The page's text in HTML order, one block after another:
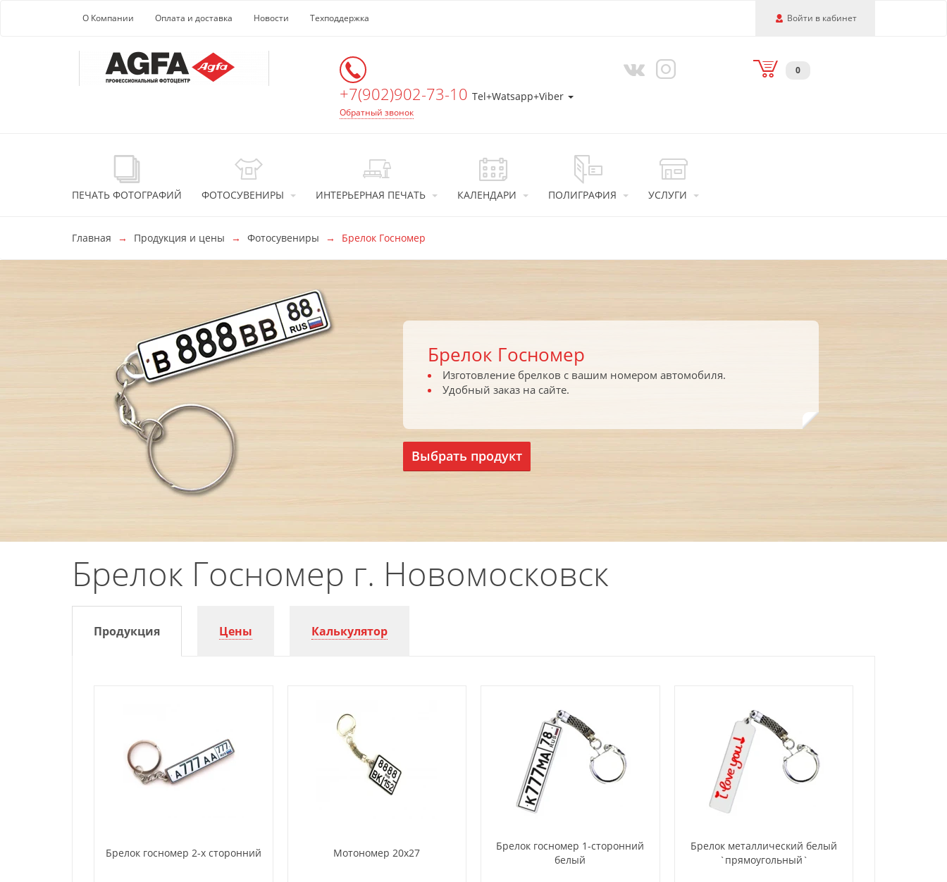
Перейти к основной информации
О Компании Оплата и доставка Новости Техподдержка Войти в кабинет
+7(902)902-73-10 Tel+Watsapp+Viber
Обратный звонок
0
ПЕЧАТЬ ФОТОГРАФИЙ ФОТОСУВЕНИРЫ ИНТЕРЬЕРНАЯ ПЕЧАТЬ КАЛЕНДАРИ ПОЛИГРАФИЯ УСЛУГИ
Главная Продукция и цены Фотосувениры Брелок Госномер
Брелок Госномер
Изготовление брелков с вашим номером автомобиля.
Удобный заказ на сайте.
Выбрать продукт
Брелок Госномер г. Новомосковск
Продукция Цены Калькулятор
Брелок госномер 2-х сторонний Мотономер 20х27
Брелок госномер 1-сторонний
белый
Брелок металлический белый
`прямоугольный`